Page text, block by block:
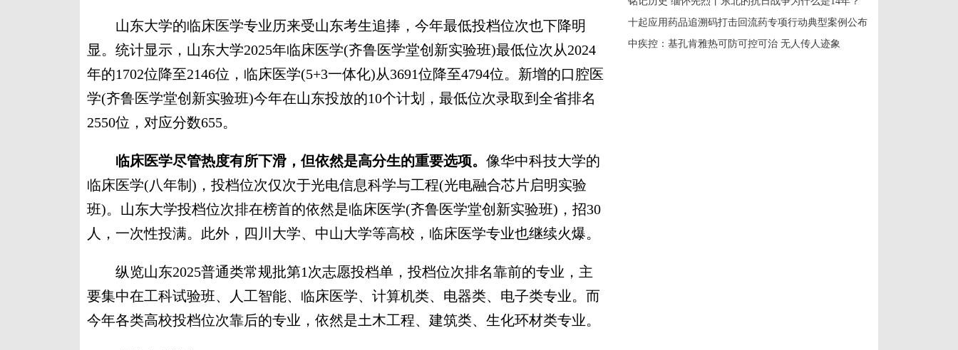
山东大学的临床医学专业历来受山东考生追捧，今年最低投档位次也下降明
显。统计显示，山东大学2025年临床医学(齐鲁医学堂创新实验班)最低位次从2024
年的1702位降至2146位，临床医学(5+3一体化)从3691位降至4794位。新增的口腔医
学(齐鲁医学堂创新实验班)今年在山东投放的10个计划，最低位次录取到全省排名
2550位，对应分数655。
临床医学尽管热度有所下滑，但依然是高分生的重要选项。 像华中科技大学的
临床医学(八年制)，投档位次仅次于光电信息科学与工程(光电融合芯片启明实验
班)。山东大学投档位次排在榜首的依然是临床医学(齐鲁医学堂创新实验班)，招30
人，一次性投满。此外，四川大学、中山大学等高校，临床医学专业也继续火爆。
纵览山东2025普通类常规批第1次志愿投档单，投档位次排名靠前的专业，主
要集中在工科试验班、人工智能、临床医学、计算机类、电器类、电子类专业。而
今年各类高校投档位次靠后的专业，依然是土木工程、建筑类、生化环材类专业。
十起应用药品追溯码打击回流药专项行动典型案例公布
中疾控：基孔肯雅热可防可控可治 无人传人迹象